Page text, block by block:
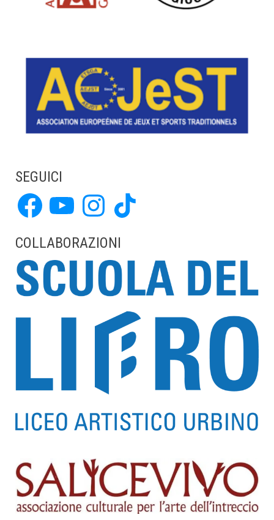
SEGUICI
FacebookYouTube Instagram TikTok
COLLABORAZIONI